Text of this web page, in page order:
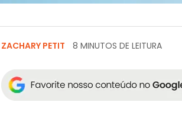
ZACHARY PETIT 8 MINUTOS DE LEITURA